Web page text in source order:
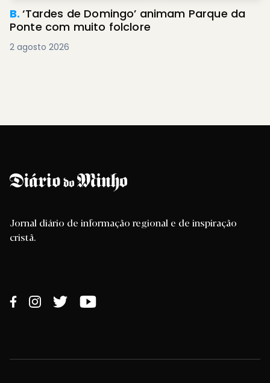
B.‘Tardes de Domingo’ animam Parque da
Ponte com muito folclore
2 agosto 2026
Jornal diário de informação regional e de inspiração
cristã.